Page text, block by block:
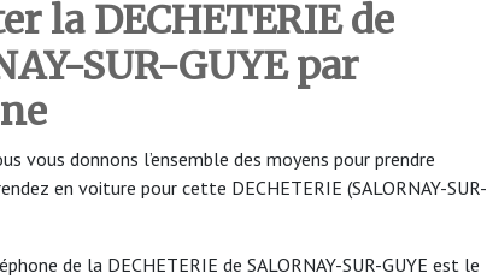
la DECHETERIE de
SUR-GUYE par
vous donnons l’ensemble des moyens pour prendre
en voiture pour cette DECHETERIE (SALORNAY-SUR-
de la DECHETERIE de SALORNAY-SUR-GUYE est le